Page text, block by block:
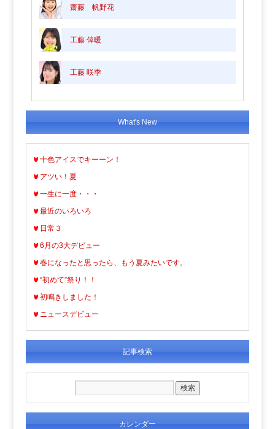
齋藤 帆野花
工藤 倖暖
工藤 咲季
What's New
十色アイスでキーーン！
アツい！夏
一生に一度・・・
最近のいろいろ
日常３
6月の3大デビュー
春になったと思ったら、もう夏みたいです。
“初めて”祭り！！
初鳴きしました！
ニュースデビュー
記事検索
カレンダー